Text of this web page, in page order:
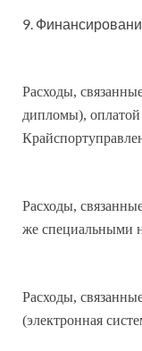
9.
Расходы,
дипломы), оплатой
Расходы,
же специальными
Расходы,
(электронная